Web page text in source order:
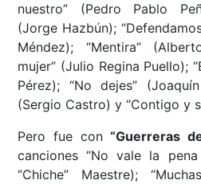
nuestro” (Pedro Pablo
(Jorge Hazbún);
Méndez); “Mentira”
mujer” (Julio Regina Puello);
Pérez); “No dejes”
(Sergio Castro) y “Contigo y
Pero fue con“Guerreras
canciones “No vale la
“Chiche” Maestre);